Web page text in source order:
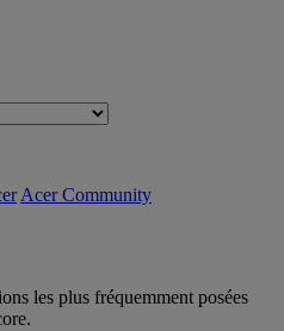
Acer Community
les plus fréquemment posées